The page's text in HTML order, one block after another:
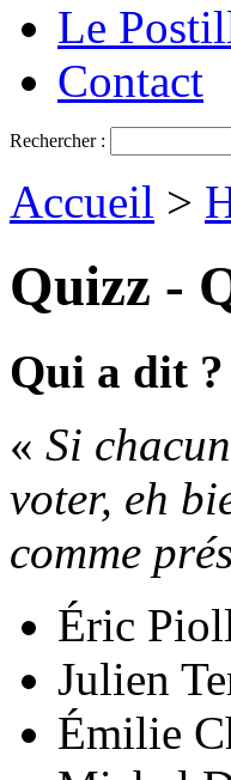
Le
Contact
Rechercher :
Accueil >
Quizz -
Qui a dit ?
« Si
voter, eh
comme
Éric
Julien
Émilie